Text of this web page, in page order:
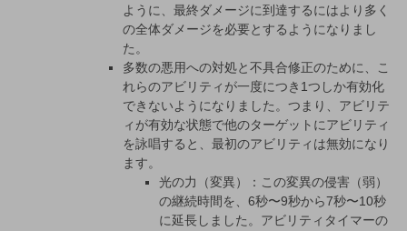
ように、最終ダメージに到達するにはより多く
の全体ダメージを必要とするようになりまし
た。
多数の悪用への対処と不具合修正のために、こ
れらのアビリティが一度につき1つしか有効化
できないようになりました。つまり、アビリテ
ィが有効な状態で他のターゲットにアビリティ
を詠唱すると、最初のアビリティは無効になり
ます。
光の力（変異）：この変異の侵害（弱）
の継続時間を、6秒〜9秒から7秒〜10秒
に延長しました。アビリティタイマーの